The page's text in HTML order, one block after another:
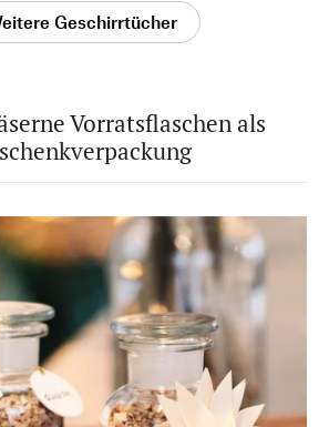
Geschirrtücher
Vorratsflaschen als